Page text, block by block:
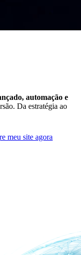
automação e
Da estratégia ao
meu site agora